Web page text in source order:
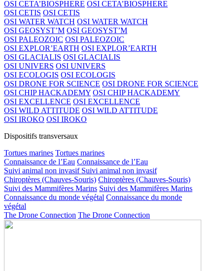
OSI CETA’BIOSPHERE OSI CETA’BIOSPHERE
OSI CETIS OSI CETIS
OSI WATER WATCH OSI WATER WATCH
OSI GEOSYST’M OSI GEOSYST’M
OSI PALEOZOIC OSI PALEOZOIC
OSI EXPLOR’EARTH OSI EXPLOR’EARTH
OSI GLACIALIS OSI GLACIALIS
OSI UNIVERS OSI UNIVERS
OSI ECOLOGIS OSI ECOLOGIS
OSI DRONE FOR SCIENCE OSI DRONE FOR SCIENCE
OSI CHIP HACKADEMY OSI CHIP HACKADEMY
OSI EXCELLENCE OSI EXCELLENCE
OSI WILD ATTITUDE OSI WILD ATTITUDE
OSI IROKO OSI IROKO
Dispositifs transversaux
Tortues marines Tortues marines
Connaissance de l’Eau Connaissance de l’Eau
Suivi animal non invasif Suivi animal non invasif
Chiroptères (Chauves-Souris) Chiroptères (Chauves-Souris)
Suivi des Mammifères Marins Suivi des Mammifères Marins
Connaissance du monde végétal Connaissance du monde
végétal
The Drone Connection The Drone Connection